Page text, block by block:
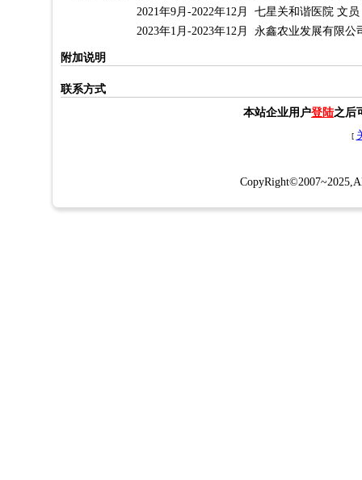
2021年9月-2022年12月 七星关和谐医院 文员
2023年1月-2023年12月 永鑫农业发展有限公
附加说明
联系方式
本站企业用户登陆之后
[